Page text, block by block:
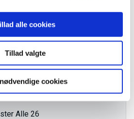
alle cookies
Tillad valgte
cookies
Alle 26
2 dage
Tilmeld forløbet